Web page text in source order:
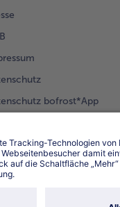
bofrost*App